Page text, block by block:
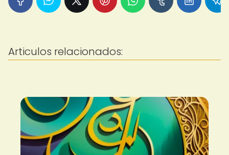
Articulos relacionados: